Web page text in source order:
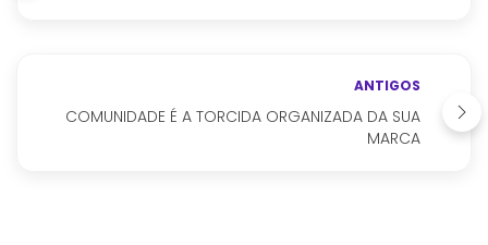
ANTIGOS
COMUNIDADE É A TORCIDA ORGANIZADA DA SUA
MARCA